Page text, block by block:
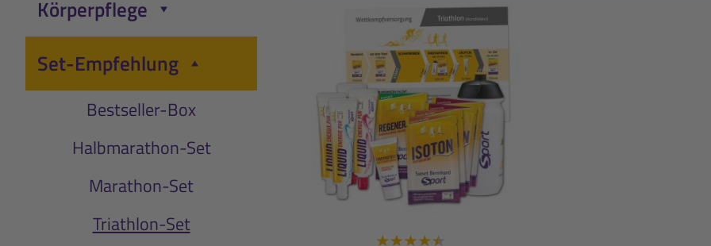
Körperpflege Menü öffnen/schließen
Set-Empfehlung Menü öffnen/schließen
Bestseller-Box
Halbmarathon-Set
Marathon-Set
Triathlon-Set